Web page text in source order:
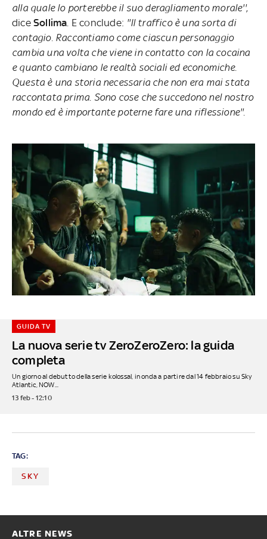
alla quale lo porterebbe il suo deragliamento morale'',
dice Sollima. E conclude: ''Il traffico è una sorta di
contagio. Raccontiamo come ciascun personaggio
cambia una volta che viene in contatto con la cocaina
e quanto cambiano le realtà sociali ed economiche.
Questa è una storia necessaria che non era mai stata
raccontata prima. Sono cose che succedono nel nostro
mondo ed è importante poterne fare una riflessione''.
La nuova serie tv ZeroZeroZero: la guida
completa
GUIDA TV
Un giorno al debutto della serie kolossal, in onda a partire dal 14 febbraio su Sky
Atlantic, NOW...
13 feb - 12:10
TAG:
SKY
ALTRE NEWS